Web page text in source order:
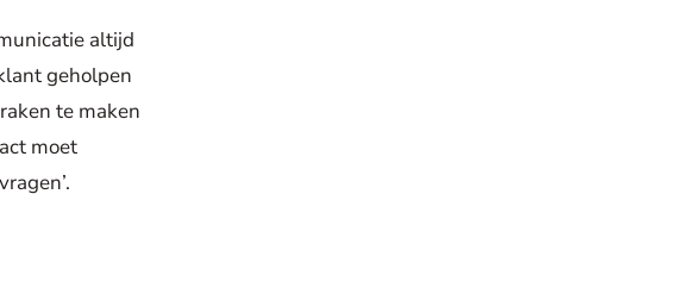
altijd
geholpen
te maken
moet